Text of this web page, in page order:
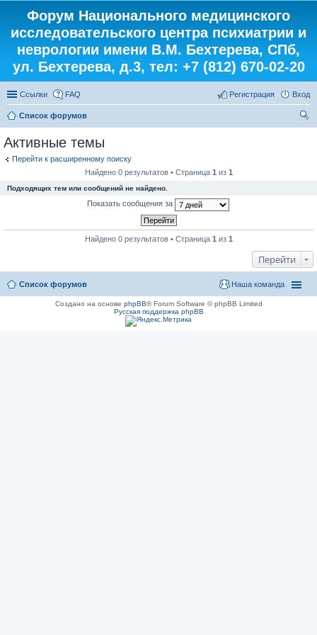
Форум Национального медицинского
исследовательского центра психиатрии и
неврологии имени В.М. Бехтерева, СПб,
ул. Бехтерева, д.3, тел: +7 (812) 670-02-20
Ссылки FAQ Вход
Регистрация
Список форумов
Активные темы
Перейти к расширенному поиску
Найдено 0 результатов • Страница 1 из 1
Подходящих тем или сообщений не найдено.
Показать сообщения за
Найдено 0 результатов • Страница 1 из 1
Перейти
Список форумов Наша команда
Создано на основе phpBB® Forum Software © phpBB Limited
Русская поддержка phpBB